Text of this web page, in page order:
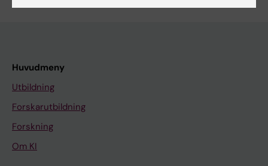
Huvudmeny
Utbildning
Forskarutbildning
Forskning
Om KI